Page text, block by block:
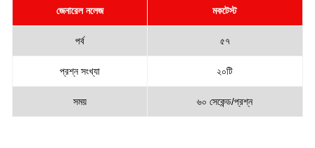
জেনারেল নলেজ মকটেস্ট
পর্ব ৫৭
প্রশ্ন সংখ্যা ২০টি
সময় ৬০ সেকেন্ড/প্রশ্ন